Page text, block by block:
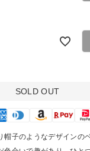
SOLD OUT
子のようなデザインのベ